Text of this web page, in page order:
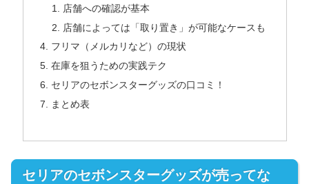
店舗への確認が基本
店舗によっては「取り置き」が可能なケースも
フリマ（メルカリなど）の現状
在庫を狙うための実践テク
セリアのセボンスターグッズの口コミ！
まとめ表
セリアのセボンスターグッズが売ってな